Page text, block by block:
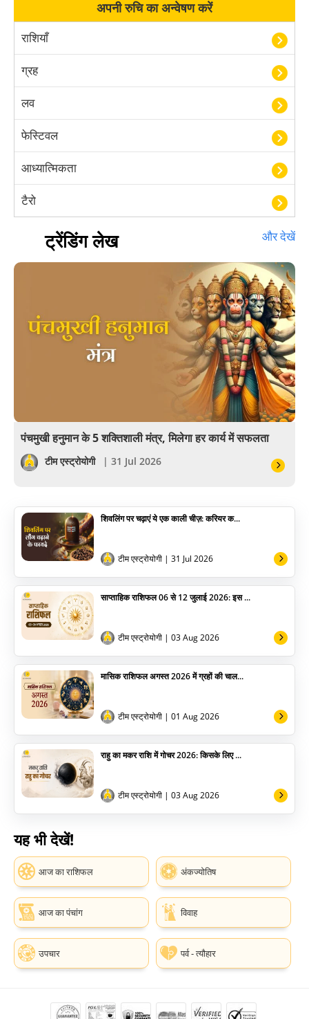
अपनी रुचि का अन्वेषण करें
राशियाँ
ग्रह
लव
फेस्टिवल
आध्यात्मिकता
टैरो
हस्तरेखा शास्त्र
बॉलीवुड
खेल
सेलिब्रिटी
योग
अन्य
ट्रेंडिंग लेख और देखें
पंचमुखी हनुमान के 5 शक्तिशाली मंत्र, मिलेगा हर कार्य में सफलता
टीम एस्ट्रोयोगी | 31 Jul 2026
शिवलिंग पर चढ़ाएं ये एक काली चीज़: करियर क...
टीम एस्ट्रोयोगी | 31 Jul 2026
साप्ताहिक राशिफल 06 से 12 जुलाई 2026: इस ...
टीम एस्ट्रोयोगी | 03 Aug 2026
मासिक राशिफल अगस्त 2026 में ग्रहों की चाल...
टीम एस्ट्रोयोगी | 01 Aug 2026
राहु का मकर राशि में गोचर 2026: किसके लिए ...
टीम एस्ट्रोयोगी | 03 Aug 2026
यह भी देखें!
आज का राशिफल अंकज्योतिष
आज का पंचांग विवाह
उपचार पर्व - त्यौहार